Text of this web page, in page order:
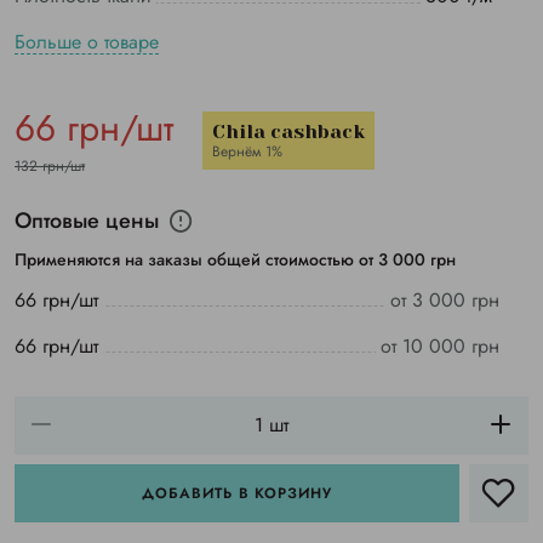
Больше о товаре
66 грн/шт
132 грн/шт
Chila cashback
Вернём 1%
Оптовые цены
Применяются на заказы общей стоимостью от 3 000 грн
66 грн/шт
от 3 000 грн
66 грн/шт
от 10 000 грн
ДОБАВИТЬ В КОРЗИНУ